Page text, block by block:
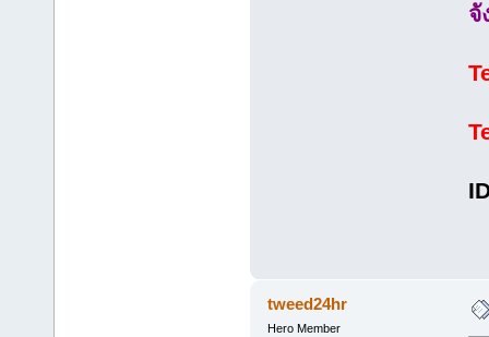
จั
tweed24hr
Hero Member